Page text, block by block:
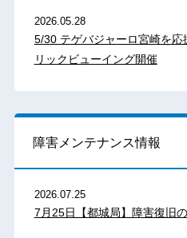
2026.05.28
5/30 テゲバジャーロ宮崎を
リックビューイング開催
障害メンテナンス情報
2026.07.25
7月25日【都城局】障害復旧